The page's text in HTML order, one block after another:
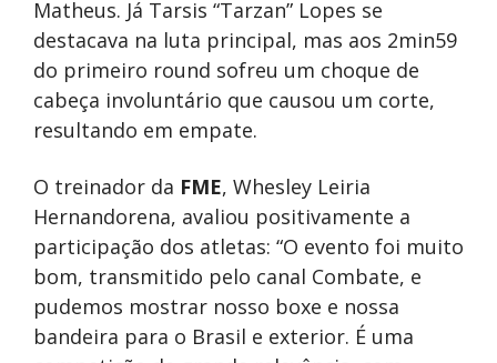
Matheus. Já Tarsis “Tarzan” Lopes se
destacava na luta principal, mas aos 2min59
do primeiro round sofreu um choque de
cabeça involuntário que causou um corte,
resultando em empate.
O treinador da FME, Whesley Leiria
Hernandorena, avaliou positivamente a
participação dos atletas: “O evento foi muito
bom, transmitido pelo canal Combate, e
pudemos mostrar nosso boxe e nossa
bandeira para o Brasil e exterior. É uma